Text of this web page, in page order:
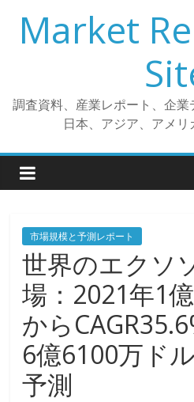
プ
Market
調査資料、産業レポート、企業
日本、アジア、アメリ
市場規模と予測レポート
世界のエクソ
場：2021年1
から
6億6100万ド
予測